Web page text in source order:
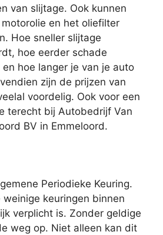
van slijtage. Ook kunnen
en het oliefilter
Hoe sneller slijtage
hoe eerder schade
hoe langer je van je auto
zijn de prijzen van
voordelig. Ook voor een
terecht bij Autobedrijf Van
BV in Emmeloord.
Periodieke Keuring.
keuringen binnen
verplicht is. Zonder geldige
weg op. Niet alleen kan dit